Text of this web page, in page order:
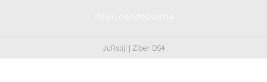
JuRstijl | Ziber DS4